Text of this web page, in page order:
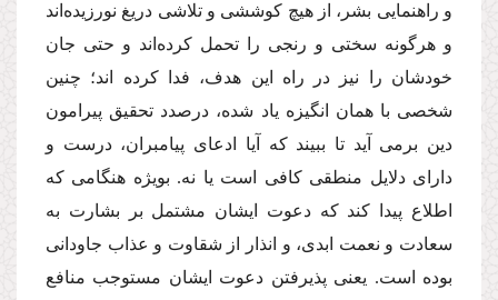
و راهنمایى بشر، از هیچ كوششى و تلاشى دریغ نورزیده‌اند
و هرگونه سختى و رنجى را تحمل كرده‌اند و حتى جان
خودشان را نیز در راه این هدف، فدا كرده اند؛ چنین
شخصى با همان انگیزه یاد شده، درصدد تحقیق پیرامون
دین برمى آید تا ببیند كه آیا ادعاى پیامبران، درست و
داراى دلایل منطقى كافى است یا نه. بویژه هنگامى كه
اطلاع پیدا كند كه دعوت ایشان مشتمل بر بشارت به
سعادت و نعمت ابدى، و انذار از شقاوت و عذاب جاودانى
بوده است. یعنى پذیرفتن دعوت ایشان مستوجب منافع